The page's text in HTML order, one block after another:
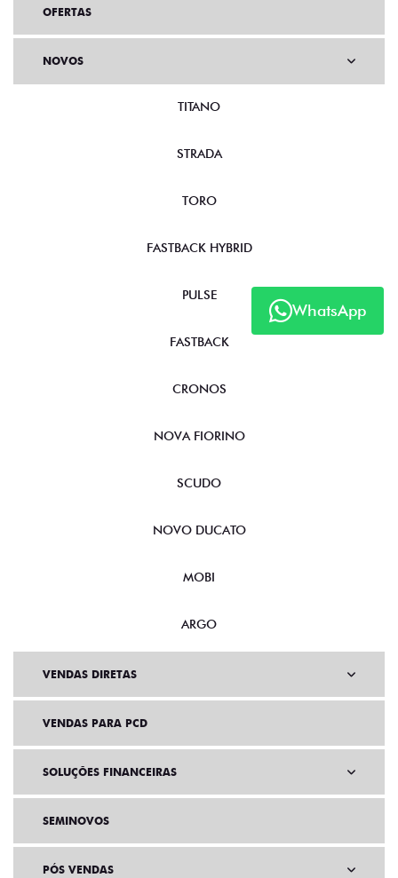
WhatsApp
OFERTAS
NOVOS
TITANO
STRADA
TORO
FASTBACK HYBRID
PULSE
FASTBACK
CRONOS
NOVA FIORINO
SCUDO
NOVO DUCATO
MOBI
ARGO
VENDAS DIRETAS
VENDAS PARA PCD
SOLUÇÕES FINANCEIRAS
SEMINOVOS
PÓS VENDAS